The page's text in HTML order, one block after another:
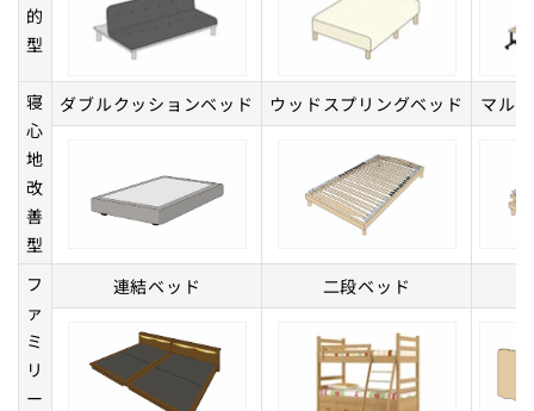
的
型
寝
心
地
改
善
型
ダブルクッションベッド ウッドスプリングベッド マル
フ
ァ
ミ
リ
ー
連結ベッド 二段ベッド